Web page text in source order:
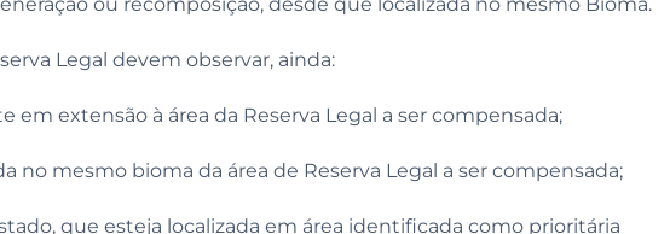
ou recomposição, desde que localizada no mesmo Bioma.
Legal devem observar, ainda:
em extensão à área da Reserva Legal a ser compensada;
no mesmo bioma da área de Reserva Legal a ser compensada;
que esteja localizada em área identificada como prioritária